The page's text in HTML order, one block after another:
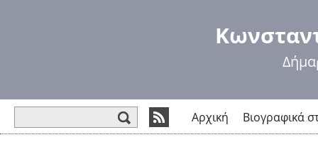
Αρχική Βιογραφικά